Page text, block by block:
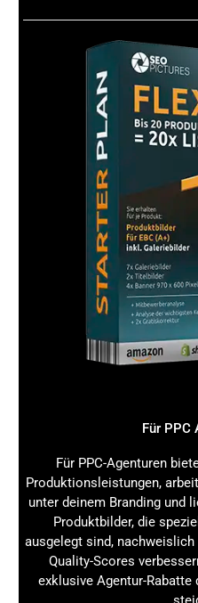
Für PPC
Für PPC-Agenturen
Produktionsleistungen,
unter deinem Branding und
Produktbilder, die
ausgelegt sind, nachweislich
Quality-Scores
exklusive Agentur-Rabatte